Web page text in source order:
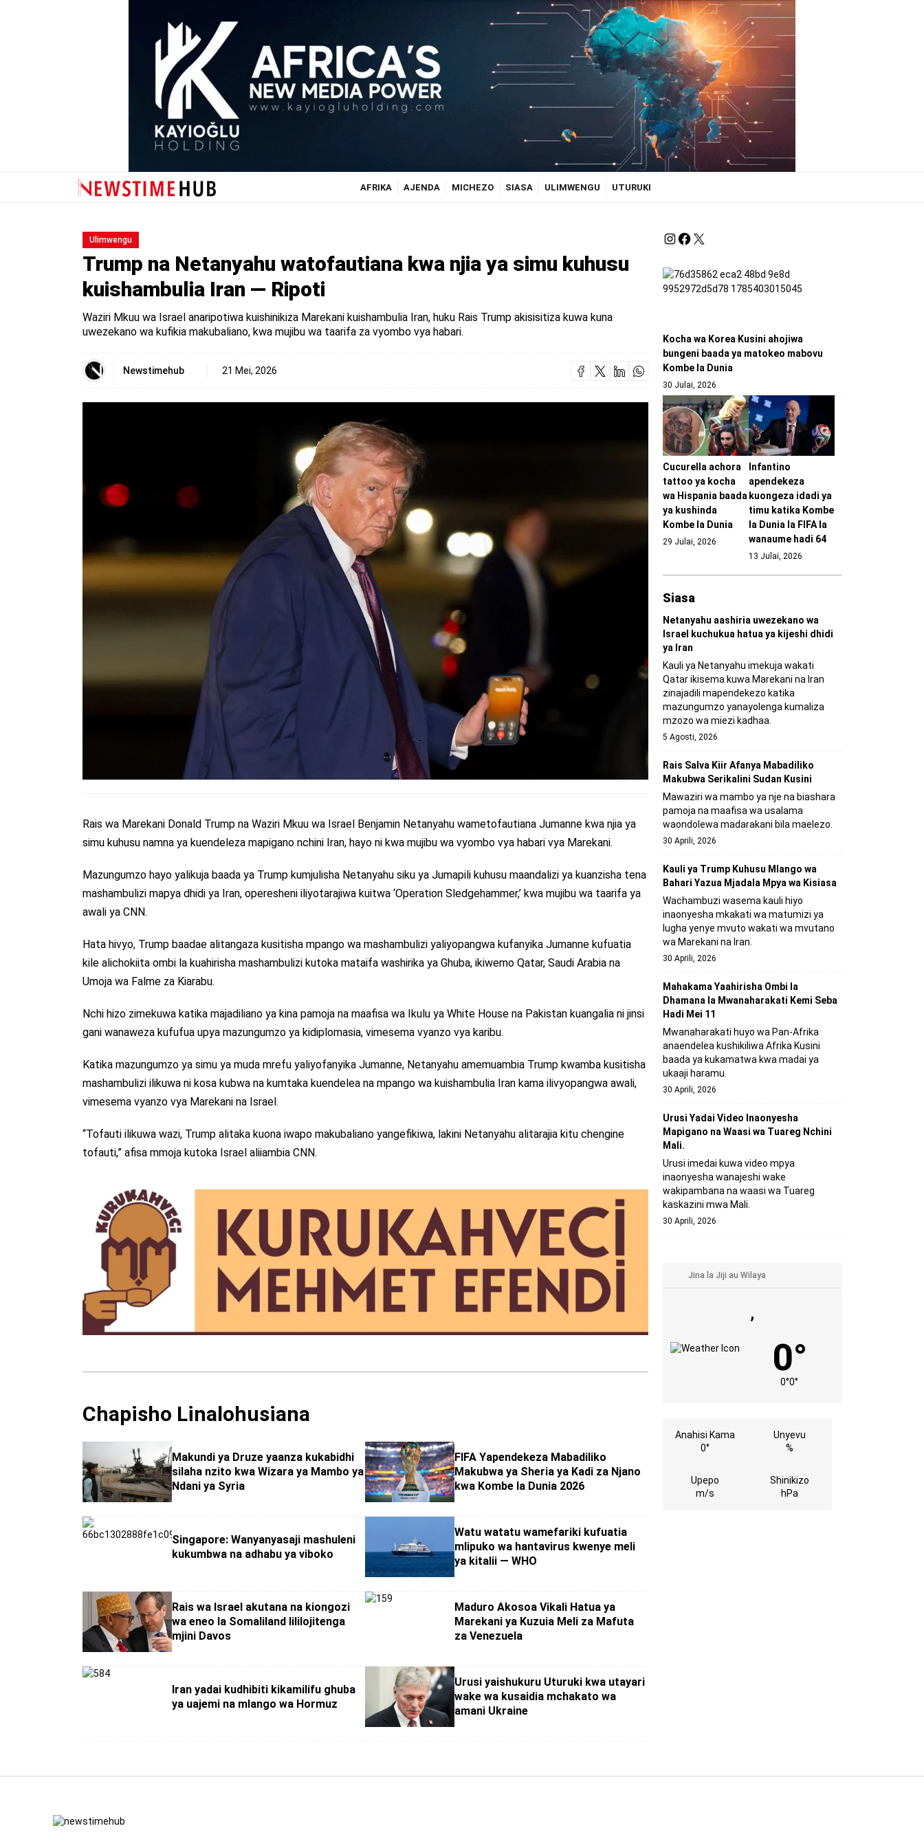
AFRIKA AJENDA MICHEZO SIASA ULIMWENGU UTURUKI
Ulimwengu
Trump na Netanyahu watofautiana kwa njia ya simu kuhusu
kuishambulia Iran — Ripoti
Waziri Mkuu wa Israel anaripotiwa kuishinikiza Marekani kuishambulia Iran, huku Rais Trump akisisitiza kuwa kuna
uwezekano wa kufikia makubaliano, kwa mujibu wa taarifa za vyombo vya habari.
Newstimehub 21 Mei, 2026
Rais wa Marekani Donald Trump na Waziri Mkuu wa Israel Benjamin Netanyahu wametofautiana Jumanne kwa njia ya
simu kuhusu namna ya kuendeleza mapigano nchini Iran, hayo ni kwa mujibu wa vyombo vya habari vya Marekani.
Mazungumzo hayo yalikuja baada ya Trump kumjulisha Netanyahu siku ya Jumapili kuhusu maandalizi ya kuanzisha tena
mashambulizi mapya dhidi ya Iran, operesheni iliyotarajiwa kuitwa ‘Operation Sledgehammer,’ kwa mujibu wa taarifa ya
awali ya CNN.
Hata hivyo, Trump baadae alitangaza kusitisha mpango wa mashambulizi yaliyopangwa kufanyika Jumanne kufuatia
kile alichokiita ombi la kuahirisha mashambulizi kutoka mataifa washirika ya Ghuba, ikiwemo Qatar, Saudi Arabia na
Umoja wa Falme za Kiarabu.
Nchi hizo zimekuwa katika majadiliano ya kina pamoja na maafisa wa Ikulu ya White House na Pakistan kuangalia ni jinsi
gani wanaweza kufufua upya mazungumzo ya kidiplomasia, vimesema vyanzo vya karibu.
Katika mazungumzo ya simu ya muda mrefu yaliyofanyika Jumanne, Netanyahu amemuambia Trump kwamba kusitisha
mashambulizi ilikuwa ni kosa kubwa na kumtaka kuendelea na mpango wa kuishambulia Iran kama ilivyopangwa awali,
vimesema vyanzo vya Marekani na Israel.
“Tofauti ilikuwa wazi, Trump alitaka kuona iwapo makubaliano yangefikiwa, lakini Netanyahu alitarajia kitu chengine
tofauti,” afisa mmoja kutoka Israel aliiambia CNN.
Chapisho Linalohusiana
Makundi ya Druze yaanza kukabidhi
silaha nzito kwa Wizara ya Mambo ya
Ndani ya Syria
FIFA Yapendekeza Mabadiliko
Makubwa ya Sheria ya Kadi za Njano
kwa Kombe la Dunia 2026
Singapore: Wanyanyasaji mashuleni
kukumbwa na adhabu ya viboko
Watu watatu wamefariki kufuatia
mlipuko wa hantavirus kwenye meli
ya kitalii — WHO
Rais wa Israel akutana na kiongozi
wa eneo la Somaliland lililojitenga
mjini Davos
Maduro Akosoa Vikali Hatua ya
Marekani ya Kuzuia Meli za Mafuta
za Venezuela
Iran yadai kudhibiti kikamilifu ghuba
ya uajemi na mlango wa Hormuz
Urusi yaishukuru Uturuki kwa utayari
wake wa kusaidia mchakato wa
amani Ukraine
Kocha wa Korea Kusini ahojiwa
bungeni baada ya matokeo mabovu
Kombe la Dunia
30 Julai, 2026
Cucurella achora
tattoo ya kocha
wa Hispania baada
ya kushinda
Kombe la Dunia
29 Julai, 2026
Infantino
apendekeza
kuongeza idadi ya
timu katika Kombe
la Dunia la FIFA la
wanaume hadi 64
13 Julai, 2026
Siasa
Netanyahu aashiria uwezekano wa
Israel kuchukua hatua ya kijeshi dhidi
ya Iran
Kauli ya Netanyahu imekuja wakati
Qatar ikisema kuwa Marekani na Iran
zinajadili mapendekezo katika
mazungumzo yanayolenga kumaliza
mzozo wa miezi kadhaa.
5 Agosti, 2026
Rais Salva Kiir Afanya Mabadiliko
Makubwa Serikalini Sudan Kusini
Mawaziri wa mambo ya nje na biashara
pamoja na maafisa wa usalama
waondolewa madarakani bila maelezo.
30 Aprili, 2026
Kauli ya Trump Kuhusu Mlango wa
Bahari Yazua Mjadala Mpya wa Kisiasa
Wachambuzi wasema kauli hiyo
inaonyesha mkakati wa matumizi ya
lugha yenye mvuto wakati wa mvutano
wa Marekani na Iran.
30 Aprili, 2026
Mahakama Yaahirisha Ombi la
Dhamana la Mwanaharakati Kemi Seba
Hadi Mei 11
Mwanaharakati huyo wa Pan-Afrika
anaendelea kushikiliwa Afrika Kusini
baada ya kukamatwa kwa madai ya
ukaaji haramu.
30 Aprili, 2026
Urusi Yadai Video Inaonyesha
Mapigano na Waasi wa Tuareg Nchini
Mali.
Urusi imedai kuwa video mpya
inaonyesha wanajeshi wake
wakipambana na waasi wa Tuareg
kaskazini mwa Mali.
30 Aprili, 2026
,
0°
0°0°
Anahisi Kama
0°
Unyevu
%
Upepo
m/s
Shinikizo
hPa